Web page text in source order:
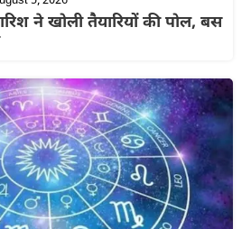
ने खोली तैयारियों की पोल, बस